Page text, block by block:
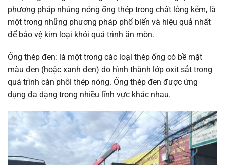
phương pháp nhúng nóng ống thép trong chất lỏng kẽm, là
một trong những phương pháp phổ biến và hiệu quả nhất
để bảo vệ kim loại khỏi quá trình ăn mòn.
Ống thép đen: là một trong các loại thép ống có bề mặt
màu đen (hoặc xanh đen) do hình thành lớp oxit sắt trong
quá trình cán phôi thép nóng. Ống thép đen được ứng
dụng đa dạng trong nhiều lĩnh vực khác nhau.